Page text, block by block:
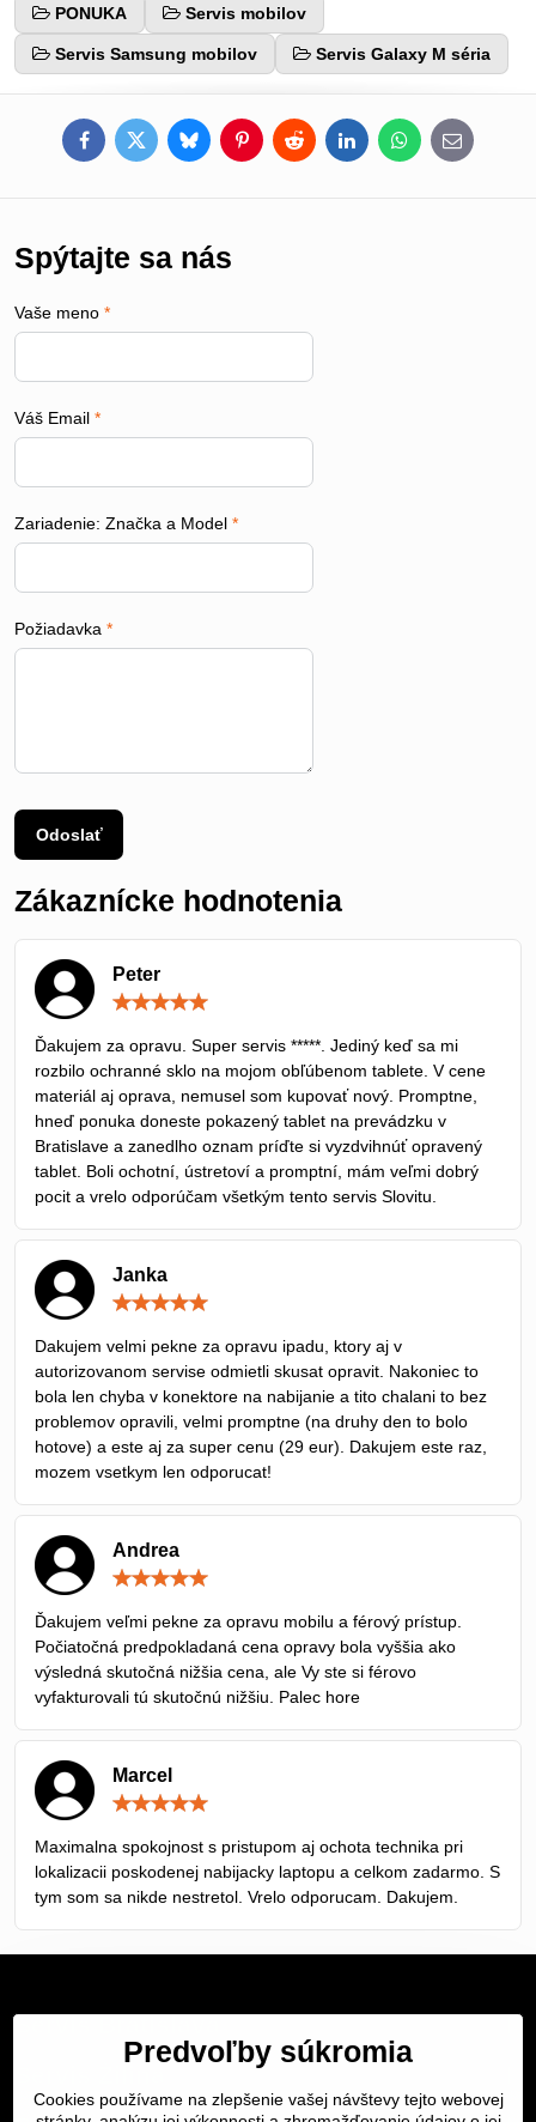
PONUKA Servis mobilov
Servis Samsung mobilov Servis Galaxy M séria
FacebookTwitterBlueskyPinterestRedditLinkedInWhatsApp
E-
mail
Spýtajte sa nás
Vaše meno *
Váš Email *
Zariadenie: Značka a Model *
Požiadavka *
Odoslať
Zákaznícke hodnotenia
Peter
5
Ďakujem za opravu. Super servis *****. Jediný keď sa mi
rozbilo ochranné sklo na mojom obľúbenom tablete. V cene
materiál aj oprava, nemusel som kupovať nový. Promptne,
hneď ponuka doneste pokazený tablet na prevádzku v
Bratislave a zanedlho oznam príďte si vyzdvihnúť opravený
tablet. Boli ochotní, ústretoví a promptní, mám veľmi dobrý
pocit a vrelo odporúčam všetkým tento servis Slovitu.
Janka
5
Dakujem velmi pekne za opravu ipadu, ktory aj v
autorizovanom servise odmietli skusat opravit. Nakoniec to
bola len chyba v konektore na nabijanie a tito chalani to bez
problemov opravili, velmi promptne (na druhy den to bolo
hotove) a este aj za super cenu (29 eur). Dakujem este raz,
mozem vsetkym len odporucat!
Andrea
5
Ďakujem veľmi pekne za opravu mobilu a férový prístup.
Počiatočná predpokladaná cena opravy bola vyššia ako
výsledná skutočná nižšia cena, ale Vy ste si férovo
vyfakturovali tú skutočnú nižšiu. Palec hore
Marcel
5
Maximalna spokojnost s pristupom aj ochota technika pri
lokalizacii poskodenej nabijacky laptopu a celkom zadarmo. S
tym som sa nikde nestretol. Vrelo odporucam. Dakujem.
Servis Bratislava
Predvoľby súkromia
Cookies používame na zlepšenie vašej návštevy tejto webovej